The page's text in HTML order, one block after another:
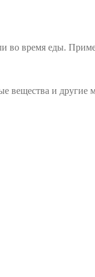
во время еды.
и другие